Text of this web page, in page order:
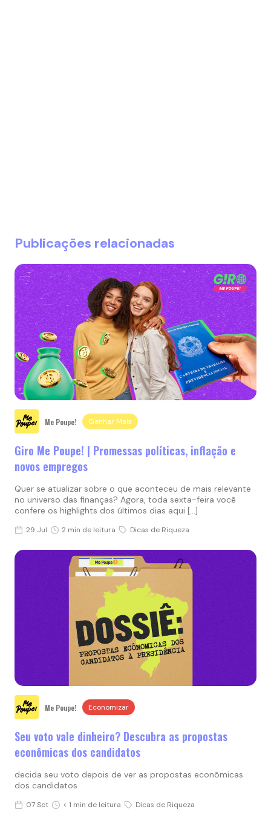
Publicações relacionadas
Me Poupe! Ganhar Mais
Giro Me Poupe! | Promessas políticas, inflação e
novos empregos
Quer se atualizar sobre o que aconteceu de mais relevante
no universo das finanças? Agora, toda sexta-feira você
confere os highlights dos últimos dias aqui […]
29 Jul 2 min de leitura Dicas de Riqueza
Me Poupe! Economizar
Seu voto vale dinheiro? Descubra as propostas
econômicas dos candidatos
decida seu voto depois de ver as propostas econômicas
dos candidatos
07 Set < 1 min de leitura Dicas de Riqueza